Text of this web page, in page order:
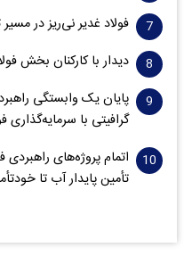
فولاد غدیر نی‌ریز در
دیدار با کارکنان بخش
پایان یک وابستگی
گرافیتی با سرمایه‌گذاری
تأمین پایدار آب تا